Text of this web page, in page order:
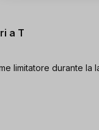
a T
limitatore durante